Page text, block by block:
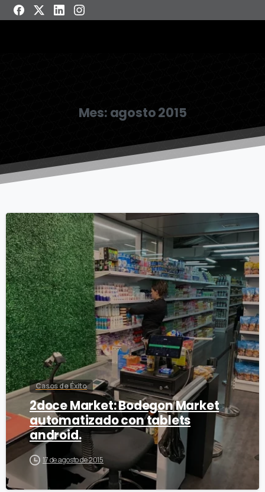
Mes: agosto 2015
6
Casos de Éxito
2doce Market: Bodegon Market
automatizado con tablets
android.
17 de agosto de 2015